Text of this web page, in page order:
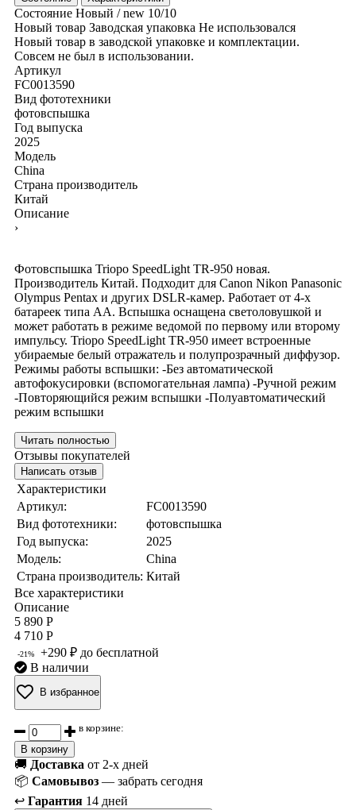
Состояние Новый / new 10/10
Новый товар Заводская упаковка Не использовался
Новый товар в заводской упаковке и комплектации.
Совсем не был в использовании.
Артикул
FC0013590
Вид фототехники
фотовспышка
Год выпуска
2025
Модель
China
Страна производитель
Китай
Описание
›
Фотовспышка Triopo SpeedLight TR-950 новая.
Производитель Китай. Подходит для Canon Nikon Panasonic
Olympus Pentax и других DSLR-камер. Работает от 4-х
батареек типа АА. Вспышка оснащена светоловушкой и
может работать в режиме ведомой по первому или второму
импульсу. Triopo SpeedLight TR-950 имеет встроенные
убираемые белый отражатель и полупрозрачный диффузор.
Режимы работы вспышки: -Без автоматической
автофокусировки (вспомогательная лампа) -Ручной режим
-Повторяющийся режим вспышки -Полуавтоматический
режим вспышки
Читать полностью
Отзывы покупателей
Написать отзыв
Характеристики
Артикул:
FC0013590
Вид фототехники:
фотовспышка
Год выпуска:
2025
Модель:
China
Страна производитель: Китай
Все характеристики
Описание
5 890 Р
4 710 Р
-21%
+290 ₽ до бесплатной
В наличии
В избранное
в корзине:
В корзину
🚚 Доставка от 2-х дней
📦 Самовывоз — забрать сегодня
↩️ Гарантия 14 дней